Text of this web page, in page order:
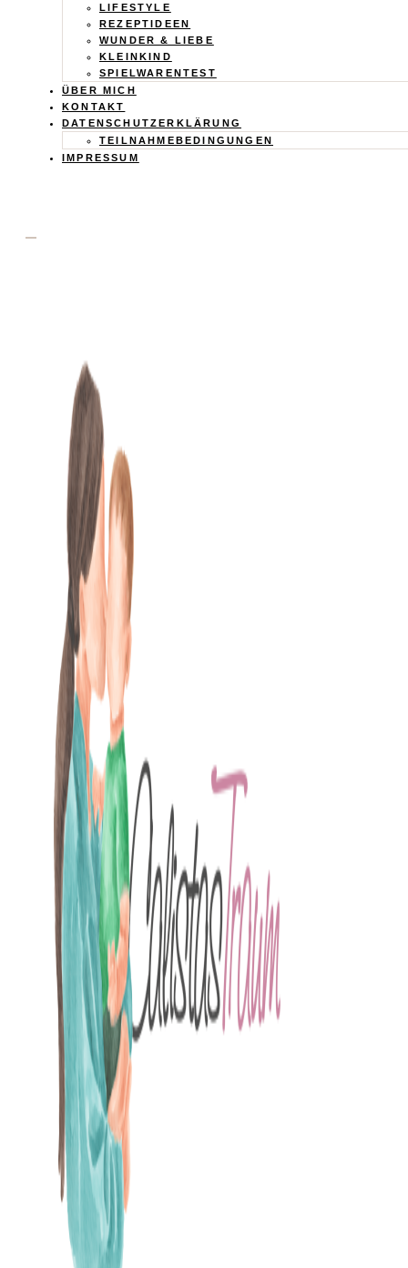
LIFESTYLE
REZEPTIDEEN
WUNDER & LIEBE
KLEINKIND
SPIELWARENTEST
ÜBER MICH
KONTAKT
DATENSCHUTZERKLÄRUNG
TEILNAHMEBEDINGUNGEN
IMPRESSUM